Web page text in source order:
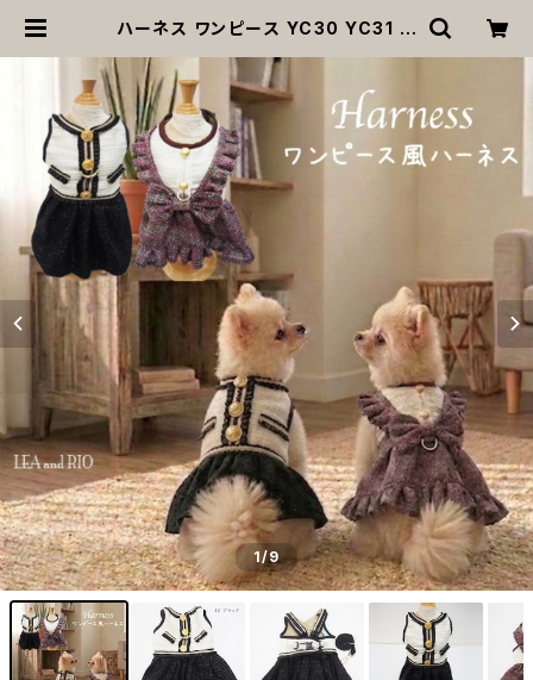
ハーネス ワンピース YC30 YC31 ブ
犬の洋服 猫の服 犬 猫 犬服 猫服 洋
服 ペット dog ドッグウェア おしゃれ
かわいい 返品交換不可 | MOANA
1/9